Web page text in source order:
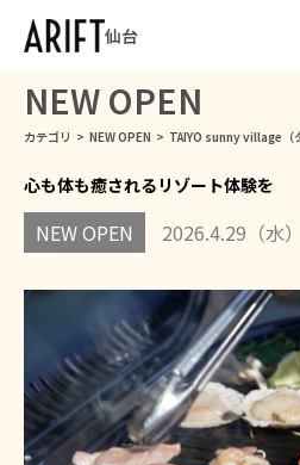
仙台
NEW OPEN
カテゴリ > NEW OPEN > TAIYO sunny village（
心も体も癒されるリゾート体験を
NEW OPEN 2026.4.29（水）